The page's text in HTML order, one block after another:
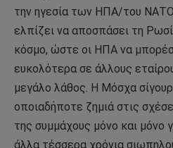
την ηγεσία των ΗΠΑ/του
ελπίζει να αποσπάσει τη
κόσμο, ώστε οι ΗΠΑ να
ευκολότερα σε άλλους
μεγάλο λάθος. Η Μόσχα
οποιαδήποτε ζημιά στις
της συμμάχους μόνο και μόνο
άλλα τέσσερα χρόνια